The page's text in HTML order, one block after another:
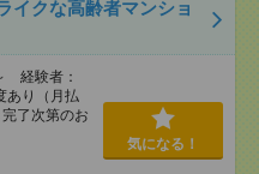
イクな高齢者マンショ
経験者：
り（月払
了次第のお
気になる！